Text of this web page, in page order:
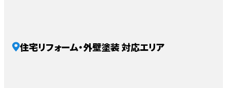
住宅リフォーム・外壁塗装 対応エリア